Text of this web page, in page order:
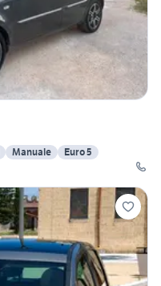
Manuale
Euro 5